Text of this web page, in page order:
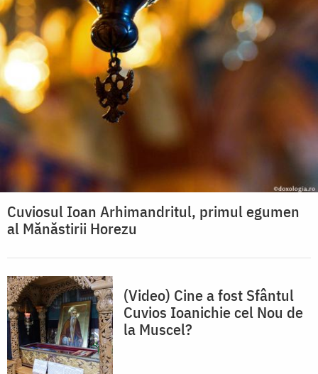
Cuviosul Ioan Arhimandritul, primul egumen
al Mănăstirii Horezu
(Video) Cine a fost Sfântul
Cuvios Ioanichie cel Nou de
la Muscel?